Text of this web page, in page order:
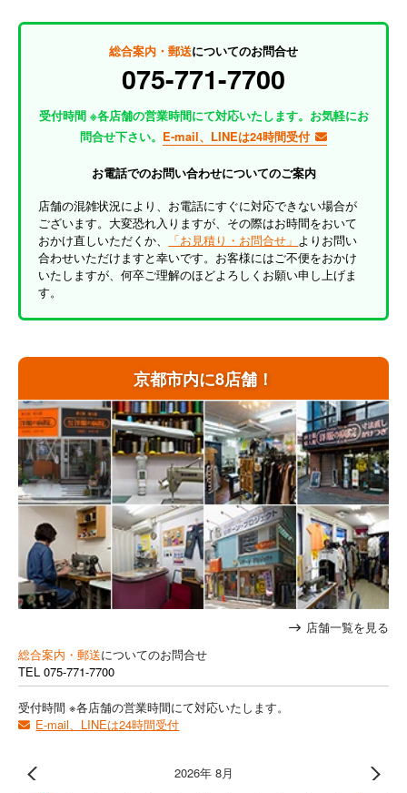
京都市内に8店舗！
店舗一覧を見る
総合案内・郵送についてのお問合せ
TEL 075-771-7700
受付時間 ※各店舗の営業時間にて対応いたします。
E-mail、LINEは24時間受付
2026年 8月
総合案内・郵送についてのお問合せ
075-771-7700
受付時間 ※各店舗の営業時間にて対応いたします。お気軽にお
問合せ下さい。 E-mail、LINEは24時間受付
お電話でのお問い合わせについてのご案内
店舗の混雑状況により、お電話にすぐに対応できない場合が
ございます。大変恐れ入りますが、その際はお時間をおいて
おかけ直しいただくか、
「お見積り・お問合せ」 よりお問い
合わせいただけますと幸いです。お客様にはご不便をおかけ
いたしますが、何卒ご理解のほどよろしくお願い申し上げま
す。